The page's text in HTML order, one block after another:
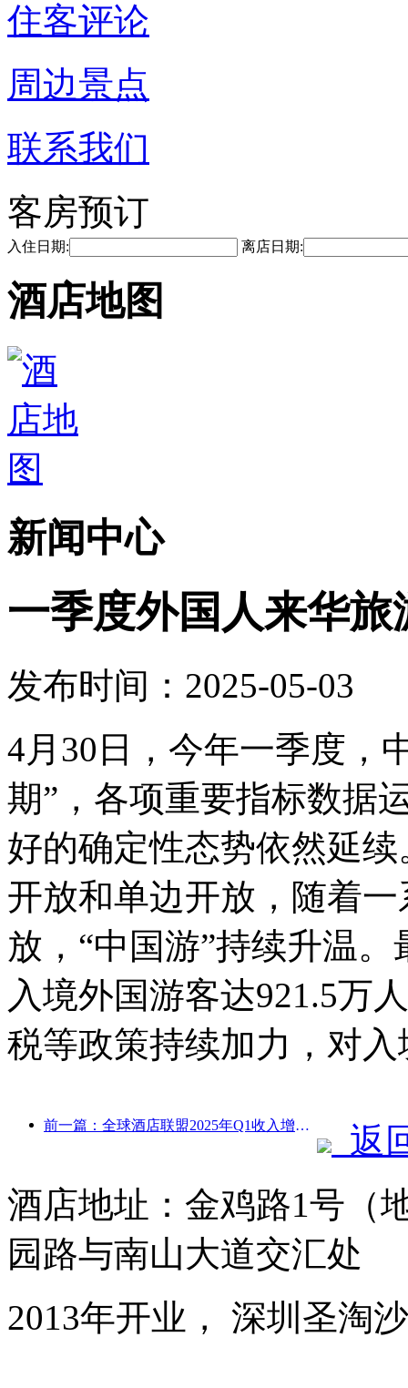
住客评论
周边景点
联系我们
客房预订
入住日期: 离店日期:
酒店地图
新闻中心
一季度外国人来华旅
发布时间：2025-05-03
4月30日，今年一季度，
期”，各项重要指标数据
好的确定性态势依然延
开放和单边开放，随着
放，“中国游”持续升温
入境外国游客达921.5万
税等政策持续加力，对
前一篇：全球酒店联盟2025年Q1收入增长15%
返
酒店地址：金鸡路1号（
园路与南山大道交汇处
2013年开业， 深圳圣